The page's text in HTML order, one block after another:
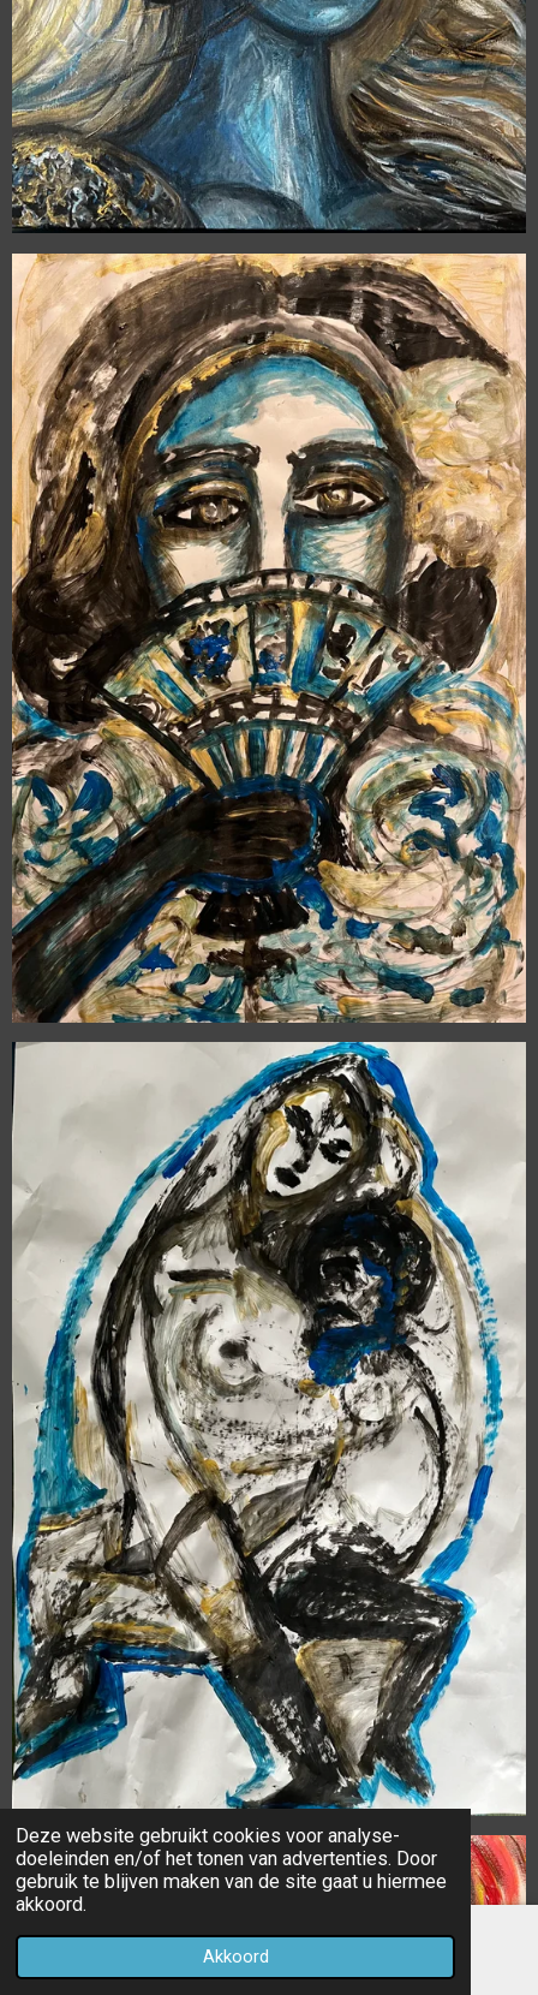
Deze website gebruikt cookies voor analyse-
doeleinden en/of het tonen van advertenties. Door
gebruik te blijven maken van de site gaat u hiermee
akkoord.
Akkoord